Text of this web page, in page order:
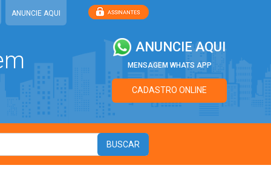
ANUNCIE AQUI
ANUNCIE AQUI
MENSAGEM WHATS APP
CADASTRO ONLINE